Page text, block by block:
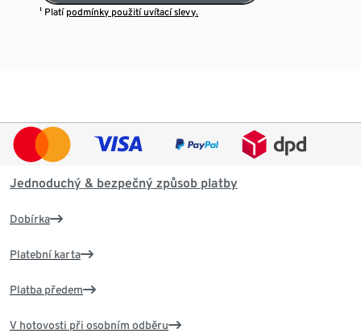
¹ Platí podmínky použití uvítací slevy.
Jednoduchý & bezpečný způsob platby
Dobírka
Platební karta
Platba předem
V hotovosti při osobním odběru